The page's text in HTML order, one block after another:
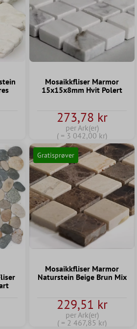
vurdering av 5 av 5 stjerner
Mosaikkfliser Marmor
15x15x8mm Hvit Polert
273,78 kr
per Ark(er)
( = 3 042,00 kr)
vurdering av 5 av 5 stjerner
Gratisprøver
Mosaikkfliser Marmor
Naturstein Beige Brun Mix
229,51 kr
per Ark(er)
( = 2 467,85 kr)